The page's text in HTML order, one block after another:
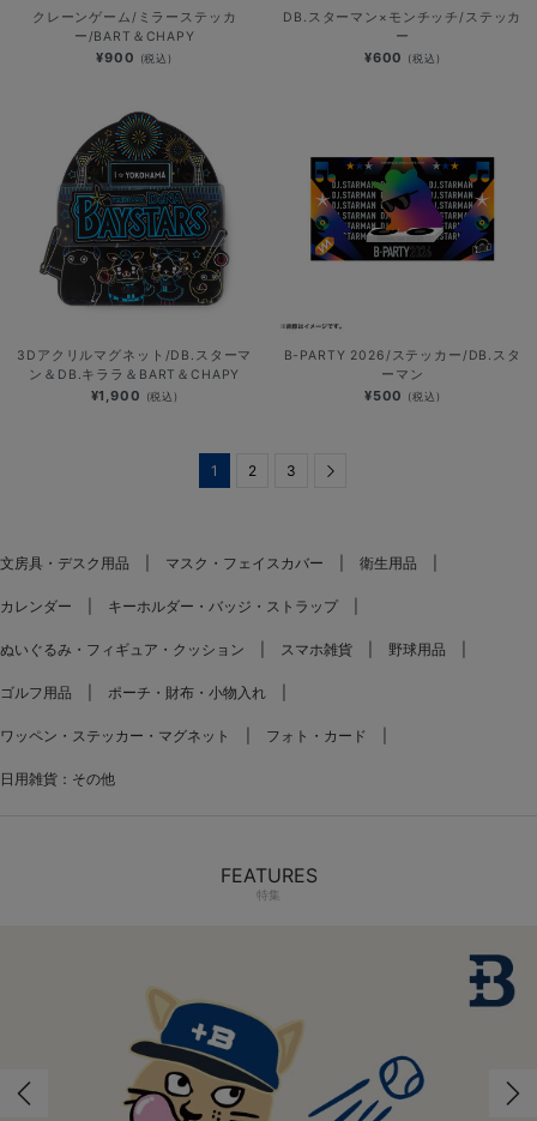
クレーンゲーム/ミラーステッカ
ー/BART＆CHAPY
¥900 (税込)
DB.スターマン×モンチッチ/ステッカ
ー
¥600 (税込)
3Dアクリルマグネット/DB.スターマ
ン＆DB.キララ＆BART＆CHAPY
¥1,900 (税込)
B-PARTY 2026/ステッカー/DB.スタ
ーマン
¥500 (税込)
1 2 3
文房具・デスク用品 マスク・フェイスカバー 衛生用品
カレンダー キーホルダー・バッジ・ストラップ
ぬいぐるみ・フィギュア・クッション スマホ雑貨 野球用品
ゴルフ用品 ポーチ・財布・小物入れ
ワッペン・ステッカー・マグネット フォト・カード
日用雑貨：その他
FEATURES
特集